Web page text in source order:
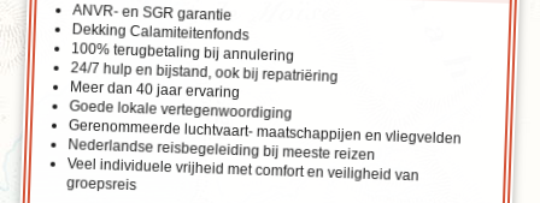
ANVR- en SGR garantie
Dekking Calamiteitenfonds
100% terugbetaling bij annulering
24/7 hulp en bijstand, ook bij repatriëring
Meer dan 40 jaar ervaring
Goede lokale vertegenwoordiging
Gerenommeerde luchtvaart- maatschappijen en vliegvelden
Nederlandse reisbegeleiding bij meeste reizen
Veel individuele vrijheid met comfort en veiligheid van
groepsreis